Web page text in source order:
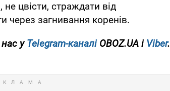
цвісти, страждати від
через загнивання коренів.
нас уTelegram-каналіOBOZ.UA і Viber.